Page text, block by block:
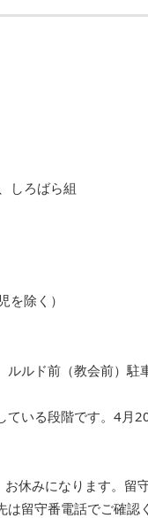
しろばら組
を除く）
ルド前（教会前）
いる段階です。4月
休みになります。留
留守番電話でご確認